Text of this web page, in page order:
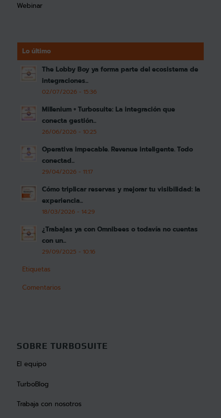
Webinar
Lo último
The Lobby Boy ya forma parte del ecosistema de
integraciones...
02/07/2026 - 15:36
Millenium + Turbosuite: La integración que
conecta gestión...
26/06/2026 - 10:25
Operativa impecable. Revenue inteligente. Todo
conectad...
29/04/2026 - 11:17
Cómo triplicar reservas y mejorar tu visibilidad: la
experiencia...
18/03/2026 - 14:29
¿Trabajas ya con Omnibees o todavía no cuentas
con un...
29/09/2025 - 10:16
Etiquetas
Comentarios
SOBRE TURBOSUITE
El equipo
TurboBlog
Trabaja con nosotros